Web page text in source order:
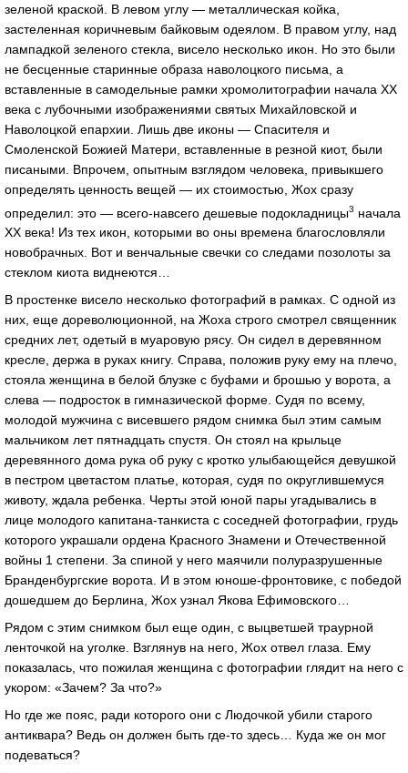
зеленой краской. В левом углу — металлическая койка,
застеленная коричневым байковым одеялом. В правом углу, над
лампадкой зеленого стекла, висело несколько икон. Но это были
не бесценные старинные образа наволоцкого письма, а
вставленные в самодельные рамки хромолитографии начала ХХ
века с лубочными изображениями святых Михайловской и
Наволоцкой епархии. Лишь две иконы — Спасителя и
Смоленской Божией Матери, вставленные в резной киот, были
писаными. Впрочем, опытным взглядом человека, привыкшего
определять ценность вещей — их стоимостью, Жох сразу
определил: это — всего-навсего дешевые подокладницы3 начала
ХХ века! Из тех икон, которыми во оны времена благословляли
новобрачных. Вот и венчальные свечки со следами позолоты за
стеклом киота виднеются…
В простенке висело несколько фотографий в рамках. С одной из
них, еще дореволюционной, на Жоха строго смотрел священник
средних лет, одетый в муаровую рясу. Он сидел в деревянном
кресле, держа в руках книгу. Справа, положив руку ему на плечо,
стояла женщина в белой блузке с буфами и брошью у ворота, а
слева — подросток в гимназической форме. Судя по всему,
молодой мужчина с висевшего рядом снимка был этим самым
мальчиком лет пятнадцать спустя. Он стоял на крыльце
деревянного дома рука об руку с кротко улыбающейся девушкой
в пестром цветастом платье, которая, судя по округлившемуся
животу, ждала ребенка. Черты этой юной пары угадывались в
лице молодого капитана-танкиста с соседней фотографии, грудь
которого украшали ордена Красного Знамени и Отечественной
войны 1 степени. За спиной у него маячили полуразрушенные
Бранденбургские ворота. И в этом юноше-фронтовике, с победой
дошедшем до Берлина, Жох узнал Якова Ефимовского…
Рядом с этим снимком был еще один, с выцветшей траурной
ленточкой на уголке. Взглянув на него, Жох отвел глаза. Ему
показалась, что пожилая женщина с фотографии глядит на него с
укором: «Зачем? За что?»
Но где же пояс, ради которого они с Людочкой убили старого
антиквара? Ведь он должен быть где-то здесь… Куда же он мог
подеваться?